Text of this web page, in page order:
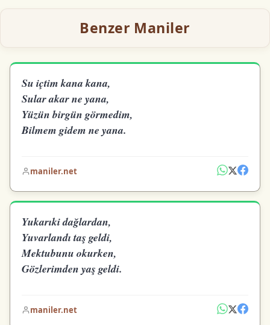
Benzer Maniler
Su içtim kana kana,
Sular akar ne yana,
Yüzün birgün görmedim,
Bilmem gidem ne yana.
maniler.net
Yukarıki dağlardan,
Yuvarlandı taş geldi,
Mektubunu okurken,
Gözlerimden yaş geldi.
maniler.net